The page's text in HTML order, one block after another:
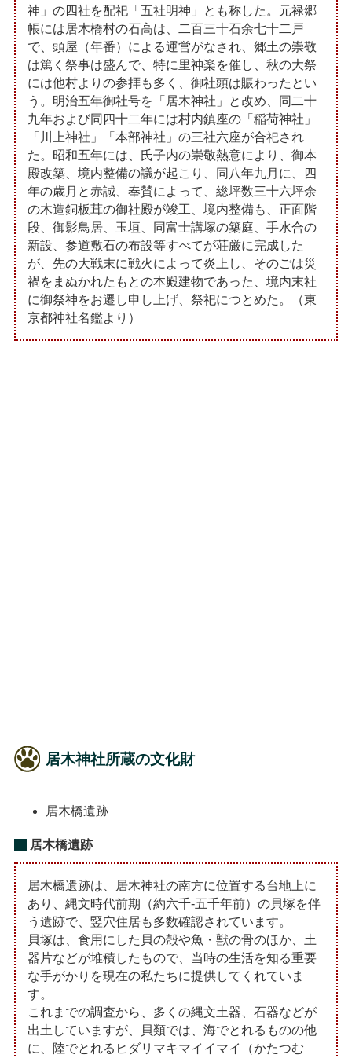
神」の四社を配祀「五社明神」とも称した。元禄郷
帳には居木橋村の石高は、二百三十石余七十二戸
で、頭屋（年番）による運営がなされ、郷土の崇敬
は篤く祭事は盛んで、特に里神楽を催し、秋の大祭
には他村よりの参拝も多く、御社頭は賑わったとい
う。明治五年御社号を「居木神社」と改め、同二十
九年および同四十二年には村内鎮座の「稲荷神社」
「川上神社」「本部神社」の三社六座が合祀され
た。昭和五年には、氏子内の崇敬熱意により、御本
殿改築、境内整備の議が起こり、同八年九月に、四
年の歳月と赤誠、奉賛によって、総坪数三十六坪余
の木造銅板茸の御社殿が竣工、境内整備も、正面階
段、御影鳥居、玉垣、同富士講塚の築庭、手水合の
新設、参道敷石の布設等すべてが荘厳に完成した
が、先の大戦末に戦火によって炎上し、そのごは災
禍をまぬかれたもとの本殿建物であった、境内末社
に御祭神をお遷し申し上げ、祭祀につとめた。（東
京都神社名鑑より）
居木神社所蔵の文化財
居木橋遺跡
居木橋遺跡
居木橋遺跡は、居木神社の南方に位置する台地上に
あり、縄文時代前期（約六千-五千年前）の貝塚を伴
う遺跡で、竪穴住居も多数確認されています。
貝塚は、食用にした貝の殻や魚・獣の骨のほか、土
器片などが堆積したもので、当時の生活を知る重要
な手がかりを現在の私たちに提供してくれていま
す。
これまでの調査から、多くの縄文土器、石器などが
出土していますが、貝類では、海でとれるものの他
に、陸でとれるヒダリマキマイイマイ（かたつむ